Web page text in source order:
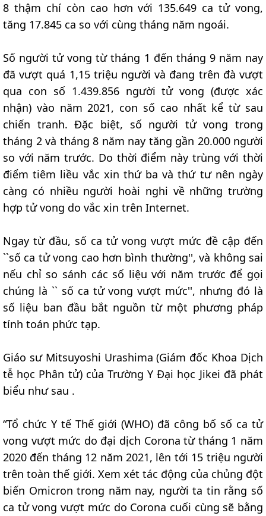
8 thậm chí còn cao hơn với 135.649 ca tử vong,
tăng 17.845 ca so với cùng tháng năm ngoái.
Số người tử vong từ tháng 1 đến tháng 9 năm nay
đã vượt quá 1,15 triệu người và đang trên đà vượt
qua con số 1.439.856 người tử vong (được xác
nhận) vào năm 2021, con số cao nhất kể từ sau
chiến tranh. Đặc biệt, số người tử vong trong
tháng 2 và tháng 8 năm nay tăng gần 20.000 người
so với năm trước. Do thời điểm này trùng với thời
điểm tiêm liều vắc xin thứ ba và thứ tư nên ngày
càng có nhiều người hoài nghi về những trường
hợp tử vong do vắc xin trên Internet.
Ngay từ đầu, số ca tử vong vượt mức đề cập đến
``số ca tử vong cao hơn bình thường'', và không sai
nếu chỉ so sánh các số liệu với năm trước để gọi
chúng là `` số ca tử vong vượt mức'', nhưng đó là
số liệu ban đầu bắt nguồn từ một phương pháp
tính toán phức tạp.
Giáo sư Mitsuyoshi Urashima (Giám đốc Khoa Dịch
tễ học Phân tử) của Trường Y Đại học Jikei đã phát
biểu như sau .
“Tổ chức Y tế Thế giới (WHO) đã công bố số ca tử
vong vượt mức do đại dịch Corona từ tháng 1 năm
2020 đến tháng 12 năm 2021, lên tới 15 triệu người
trên toàn thế giới. Xem xét tác động của chủng đột
biến Omicron trong năm nay, người ta tin rằng số
ca tử vong vượt mức do Corona cuối cùng sẽ bằng